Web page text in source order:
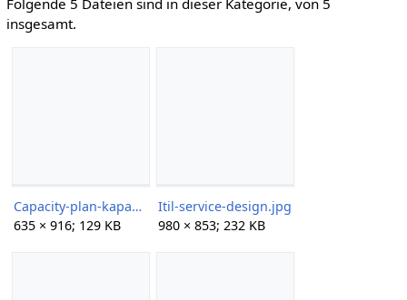
Folgende 5 Dateien sind in dieser Kategorie, von 5
insgesamt.
Capacity-plan-kapazitaetsplan.jpg
635 × 916; 129 KB
Itil-service-design.jpg
980 × 853; 232 KB